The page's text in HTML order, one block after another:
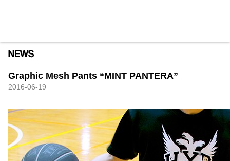
Graphic Mesh Pants “MINT PANTERA”
2016-06-19